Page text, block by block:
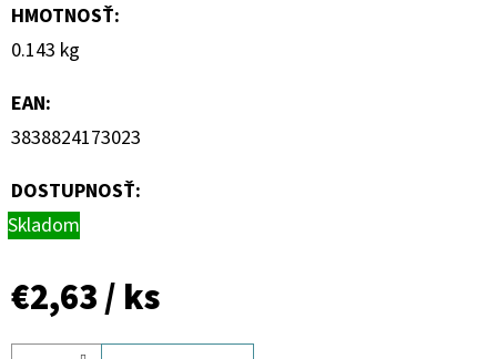
HMOTNOSŤ:
0.143 kg
EAN:
3838824173023
DOSTUPNOSŤ:
Skladom
€2,63/ ks